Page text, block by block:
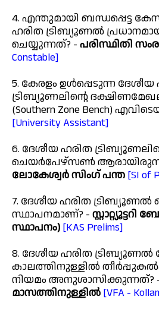
4. എന്തുമായി ബന്ധപ്പെട്ട
ഹരിത ട്രിബ്യൂണൽ
ചെയ്യുന്നത്? - പരിസ്ഥിതി
Constable]
5. കേരളം ഉൾപ്പെടുന്ന
ട്രിബ്യൂണലിൻ്റെ
(Southern Zone Bench)
[University Assistant]
6. ദേശീയ ഹരിത
ചെയർപേഴ്സൺ
ലോകേശ്വർ സിംഗ് പന്ത [SI of
7. ദേശീയ ഹരിത
സ്ഥാപനമാണ്? -
സ്ഥാപനം) [KAS Prelims]
8. ദേശീയ ഹരിത
കാലത്തിനുള്ളിൽ
നിയമം അനുശാസിക്കുന്നത്?
മാസത്തിനുള്ളിൽ [VFA -